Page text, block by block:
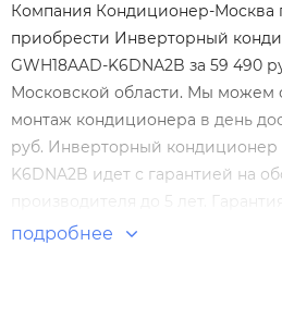
Компания Кондиционер-Москва
приобрести Инверторный
GWH18AAD-K6DNA2B за 59 490
Московской области. Мы можем
монтаж кондиционера в день
руб. Инверторный кондиционер
K6DNA2B идет с гарантией на
производителя до 5 лет.
Инверторный кондиционер Gree
подробнее